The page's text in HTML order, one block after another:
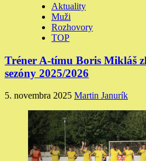
Aktuality
Muži
Rozhovory
TOP
Tréner A-tímu Boris Mikláš
sezóny 2025/2026
5. novembra 2025 Martin Janurík